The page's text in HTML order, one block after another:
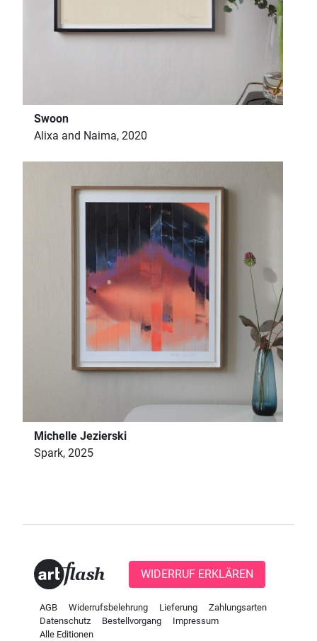
Swoon
Alixa and Naima, 2020
Michelle Jezierski
Spark, 2025
WIDERRUF ERKLÄREN
AGB Widerrufsbelehrung Lieferung
Zahlungsarten
Datenschutz
Bestellvorgang
Impressum
Alle Editionen